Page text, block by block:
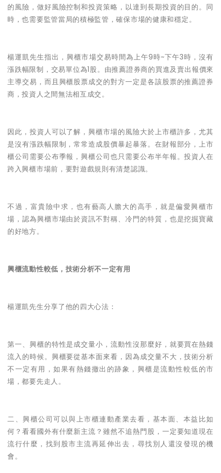
的風險，做好風險控制和投資策略，以達到長期投資的目的。同
時，也需要監管當局的積極監管，確保市場的健康和穩定。
楊運凱先生指出，興櫃市場交易時間為上午9時~下午3時，沒有
漲跌幅限制，交易單位為1股。由推薦證券商的買進及賣出報價來
主導交易，而且興櫃股票成交的對方一定是各該股票的推薦證券
商，投資人之間無法相互成交。
因此，投資人可以了解，興櫃市場的風險大於上市櫃許多，尤其
是沒有漲跌幅限制，常常造成股價暴起暴落。在財報部分，上市
櫃公司需要公布季報，興櫃公司也只需要公布半年報。投資人在
跨入興櫃市場前，要對遊戲規則有清楚認識。
不過，富貴險中求，也有藝高人膽大的高手，就是偏愛興櫃市
場，認為興櫃市場由於資訊不對稱、冷門的特質，也是挖掘寶藏
的好地方。
興櫃流動性較低，技術分析不一定有用
楊運凱先生分享了他的四大心法：
第一、興櫃的特性是成交量小，流動性沒那麼好，就要買在熱錢
流入的時候。興櫃要從基本面來看，因為成交量不大，技術分析
不一定有用，如果有熱錢撤出的跡象，興櫃是流動性較低的市
場，都要先走人。
二、興櫃公司可以與上市櫃連動產業去看，基本面、本益比如
何？看看國外有什麼新主流？雖然不追熱門股，一定要知道現在
流行什麼，找到股市主流再延伸出去，尋找別人還沒發現的機
會。